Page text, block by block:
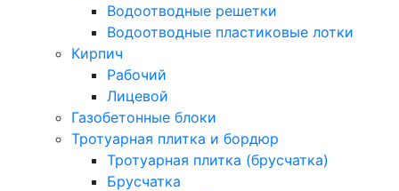
Водоотводные решетки
Водоотводные пластиковые лотки
Кирпич
Рабочий
Лицевой
Газобетонные блоки
Тротуарная плитка и бордюр
Тротуарная плитка (брусчатка)
Брусчатка